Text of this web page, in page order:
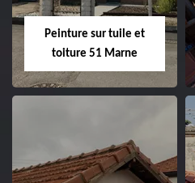
Peinture sur tuile et
toiture 51 Marne
Peinture sur tuile